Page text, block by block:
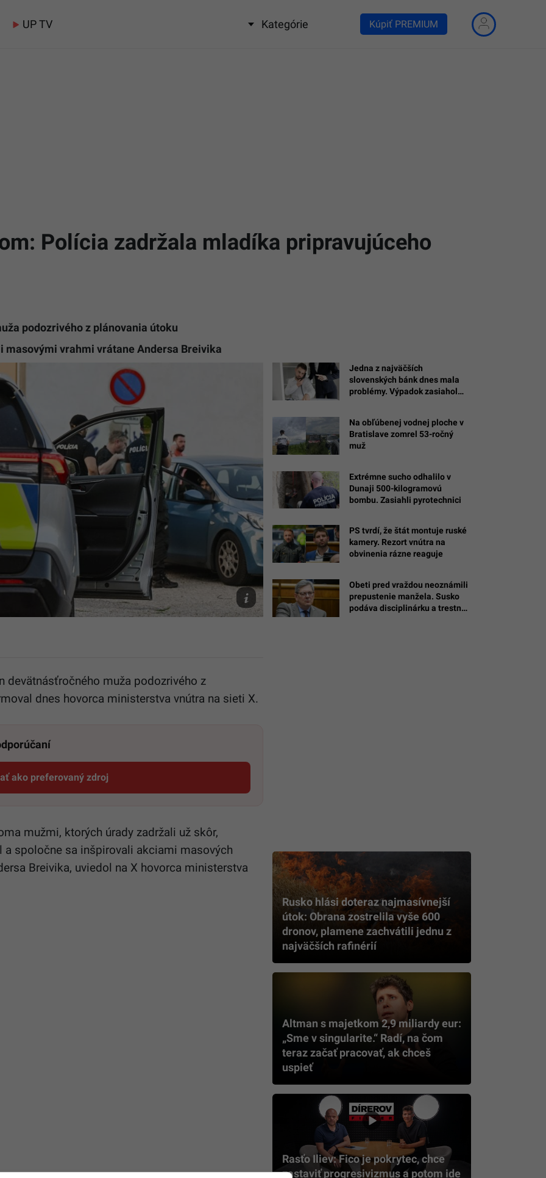
UP TV Kategórie Kúpiť PREMIUM
Polícia zadržala mladíka pripravujúceho
podozrivého z plánovania útoku
vrahmi vrátane Andersa Breivika
Ilustračná
fotografia
TASR/Jakub
Kotian
devätnásťročného muža podozrivého z
dnes hovorca ministerstva vnútra na sieti X.
ako preferovaný zdroj
Startitup, odkaz sa otvorí v novom okne
mužmi, ktorých úrady zadržali už skôr,
spoločne sa inšpirovali akciami masových
Breivika, uviedol na X hovorca ministerstva
Jedna z najväčších
slovenských bánk dnes mala
problémy. Výpadok zasiahol
Na obľúbenej vodnej ploche v
Bratislave zomrel 53-ročný
muž
Extrémne sucho odhalilo v
Dunaji 500-kilogramovú
bombu. Zasiahli pyrotechnici
PS tvrdí, že štát montuje ruské
kamery. Rezort vnútra na
obvinenia rázne reaguje
Obeti pred vraždou neoznámili
prepustenie manžela. Susko
podáva disciplinárku a trestné
Rusko hlási doteraz najmasívnejší
útok: Obrana zostrelila vyše 600
dronov, plamene zachvátili jednu z
najväčších rafinérií
Altman s majetkom 2,9 miliardy eur:
„Sme v singularite.“ Radí, na čom
teraz začať pracovať, ak chceš
uspieť
Rasťo Iliev: Fico je pokrytec, chce
zastaviť progresivizmus a potom ide